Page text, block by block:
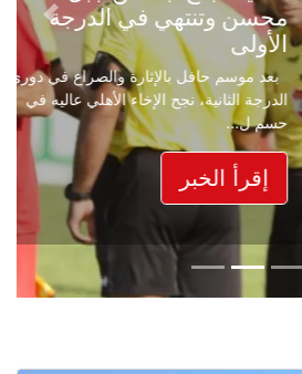
في الدرجة
بالإثارة والصراع في دوري
نجح الإخاء الأهلي عاليه في
Next